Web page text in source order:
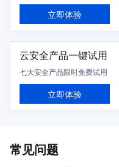
立即体验
云安全产品一键试用
七大安全产品限时免费试用
立即体验
常见问题